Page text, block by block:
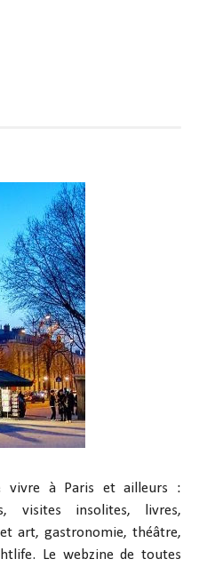
vivre à Paris et ailleurs :
visites insolites, livres,
art, gastronomie, théâtre,
Le webzine de toutes